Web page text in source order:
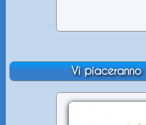
Vi piaceranno